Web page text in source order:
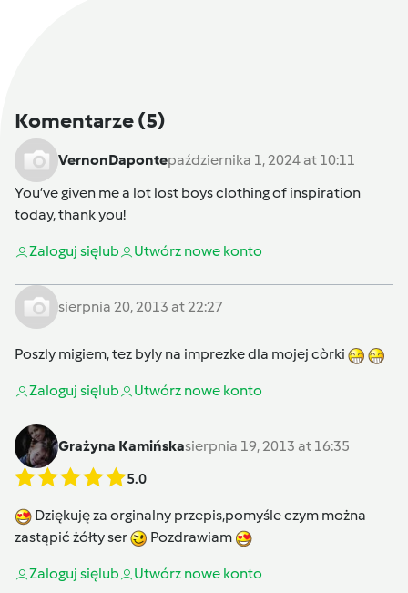
Komentarze(5)
VernonDapontepaździernika 1, 2024 at 10:11
You’ve given me a lot lost boys clothingof inspiration
today, thank you!
Zaloguj sięlub Utwórz nowe konto
sierpnia 20, 2013 at 22:27
Poszly migiem, tez byly na imprezke dla mojej còrki
Zaloguj sięlub Utwórz nowe konto
Grażyna Kamińskasierpnia 19, 2013 at 16:35
5.0
Dziękuję za orginalny przepis,pomyśle czym można
zastąpić żółty ser
Pozdrawiam
Zaloguj sięlub Utwórz nowe konto